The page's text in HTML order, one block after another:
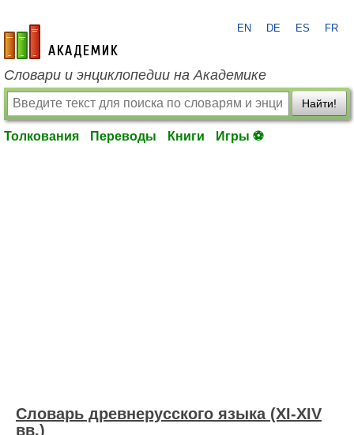
academic.ru
EN DE ES FR
Словари и энциклопедии на Академике
Найти!
Толкования Переводы Книги Игры ⚽
Словарь древнерусского языка (XI-XIV
вв.)